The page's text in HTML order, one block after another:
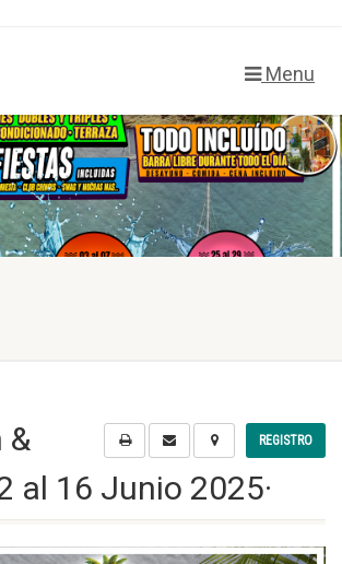
Menu
REGISTRO
&
al 16 Junio 2025·